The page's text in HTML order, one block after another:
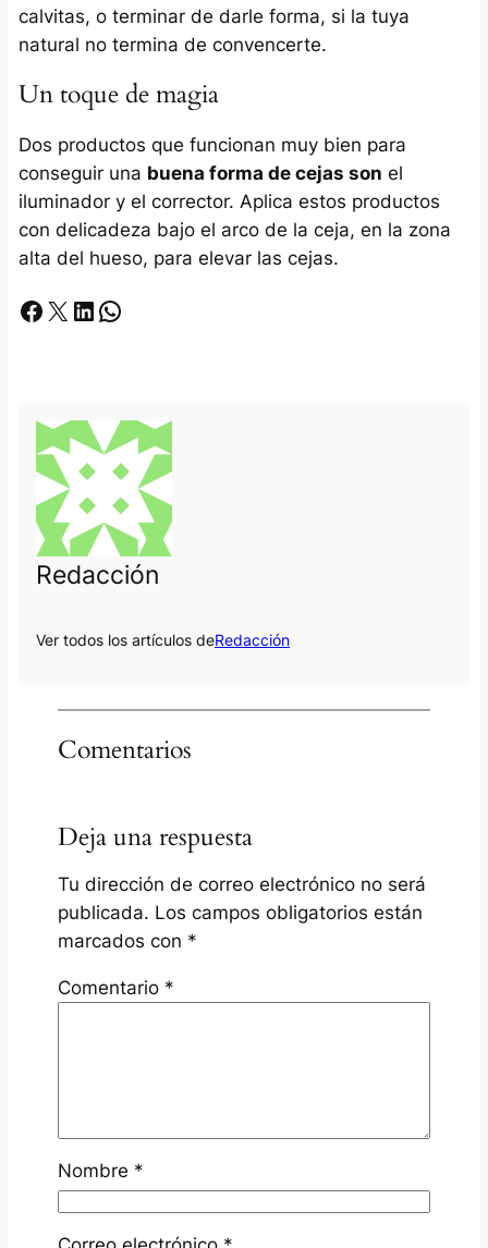
calvitas, o terminar de darle forma, si la tuya
natural no termina de convencerte.
Un toque de magia
Dos productos que funcionan muy bien para
conseguir una buena forma de cejas son el
iluminador y el corrector. Aplica estos productos
con delicadeza bajo el arco de la ceja, en la zona
alta del hueso, para elevar las cejas.
Facebook X LinkedIn Whatsapp
Redacción
Ver todos los artículos deRedacción
Comentarios
Deja una respuesta
Tu dirección de correo electrónico no será
publicada. Los campos obligatorios están
marcados con *
Comentario *
Nombre *